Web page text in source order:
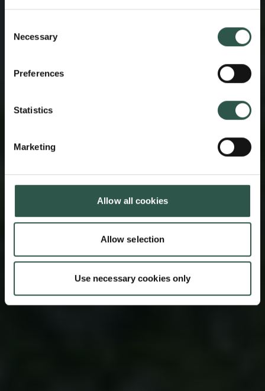
Selection
Necessary
Preferences
Statistics
Marketing
Allow all cookies
Allow selection
Use necessary cookies only